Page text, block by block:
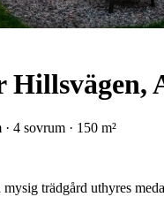
Hillsvägen,
4 sovrum · 150 m²
trädgård uthyres